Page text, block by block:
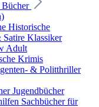
Bücher
Historische
Satire Klassiker
Adult
Krimis
& Politthriller
Jugendbücher
Sachbücher für